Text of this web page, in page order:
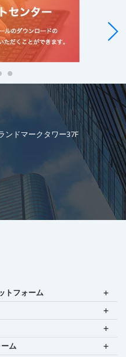
ンドマークタワー37F
トフォーム
ム